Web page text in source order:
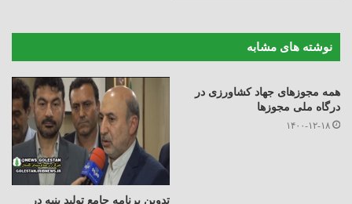
نوشته های مشابه
همه مجوزهای جهاد کشاورزی در
درگاه ملی مجوز‌ها
۱۴۰۰-۱۲-۱۸
تدوین برنامه جامع تولید پنبه در